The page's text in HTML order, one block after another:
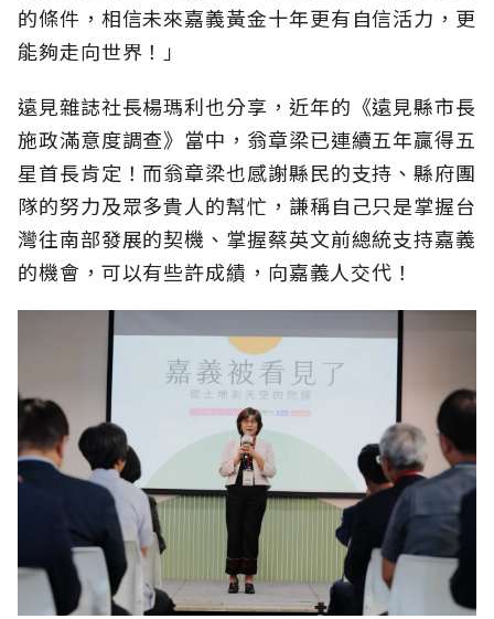
的條件，相信未來嘉義黃金十年更有自信活力，更
能夠走向世界！」
遠見雜誌社長楊瑪利也分享，近年的《遠見縣市長
施政滿意度調查》當中，翁章梁已連續五年贏得五
星首長肯定！而翁章梁也感謝縣民的支持、縣府團
隊的努力及眾多貴人的幫忙，謙稱自己只是掌握台
灣往南部發展的契機、掌握蔡英文前總統支持嘉義
的機會，可以有些許成績，向嘉義人交代！